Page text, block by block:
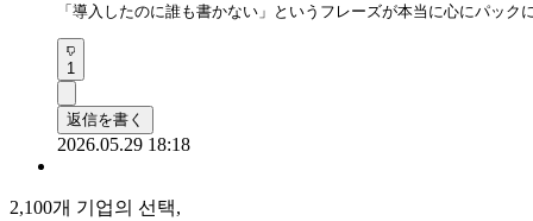
「導入したのに誰も書かない」というフレーズが本当に心にパッ
1
返信を書く
2026.05.29 18:18
2,100개 기업의 선택,